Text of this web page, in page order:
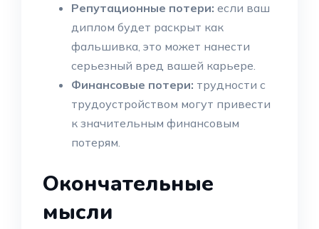
Репутационные потери: если ваш
диплом будет раскрыт как
фальшивка, это может нанести
серьезный вред вашей карьере.
Финансовые потери: трудности с
трудоустройством могут привести
к значительным финансовым
потерям.
Окончательные
мысли